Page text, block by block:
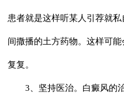
患者就是这样听某人引荐就
间撒播的土方药物。这样可
复复。
3、坚持医治。白癜风的治